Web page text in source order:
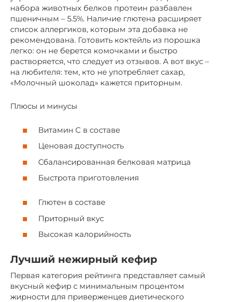
набора животных белков протеин разбавлен
пшеничным – 5.5%. Наличие глютена расширяет
список аллергиков, которым эта добавка не
рекомендована. Готовить коктейль из порошка
легко: он не берется комочками и быстро
растворяется, что следует из отзывов. А вот вкус –
на любителя: тем, кто не употребляет сахар,
«‎Молочный шоколад» кажется приторным.
Плюсы и минусы
Витамин C в составе
Ценовая доступность
Сбалансированная белковая матрица
Быстрота приготовления
Глютен в составе
Приторный вкус
Высокая калорийность
Лучший нежирный кефир
Первая категория рейтинга представляет самый
вкусный кефир с минимальным процентом
жирности для приверженцев диетического